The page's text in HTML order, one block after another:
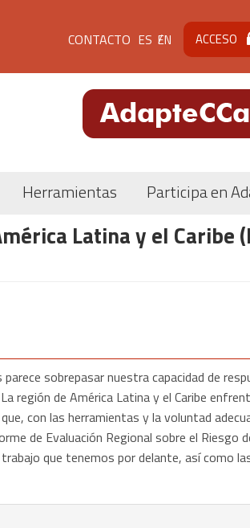
Menú
de
cabecera
[contacto]
CONTACTO ES EN ACCESO
Herramientas Participa en
Latina y el Caribe
sobrepasar nuestra capacidad de
región de América Latina y el Caribe
con las herramientas y la voluntad
de Evaluación Regional sobre el Riesgo
que tenemos por delante, así como